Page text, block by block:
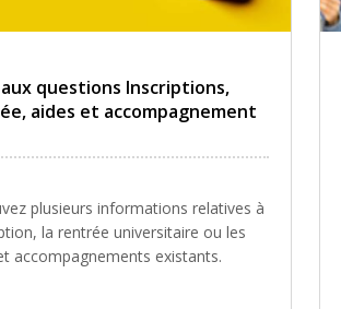
questions Inscriptions,
aides et accompagnement
plusieurs informations relatives à
la rentrée universitaire ou les
accompagnements existants.